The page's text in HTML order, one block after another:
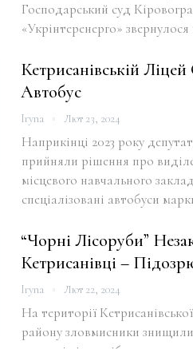
Господарський суд
«Укрінтеренерго» звернулося
Кетрисанівській
Автобус
Iryna Лют 23, 2024
Наприкінці 2023 року
прийняли рішення про
місцевого навчального
спеціалізовані автобуси
“Чорні Лісоруби”
Кетрисанівці –
Iryna Лют 22, 2024
На території
району зловмисники